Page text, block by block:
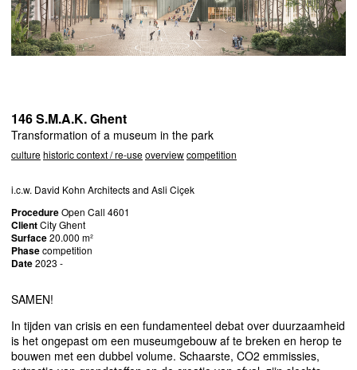
146 S.M.A.K. Ghent
Transformation of a museum in the park
culturehistoric context / re-useoverviewcompetition
i.c.w. David Kohn Architects and Asli Ciçek
ProcedureOpen Call 4601
ClientCity Ghent
Surface20.000 m²
Phasecompetition
Date2023 -
SAMEN!
In tijden van crisis en een fundamenteel debat over duurzaamheid
is het ongepast om een museumgebouw af te breken en herop te
bouwen met een dubbel volume. Schaarste, CO2 emmissies,